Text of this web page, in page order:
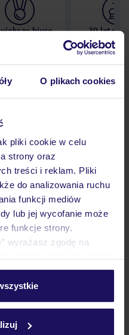
O plikach cookies
pliki cookie w celu
strony oraz
treści i reklam. Pliki
do analizowania ruchu
funkcji mediów
lub jej wycofanie może
funkcje strony.
wyrażasz zgodę na
w zakładkę
cookie znajdziesz
biuro
30 lat w